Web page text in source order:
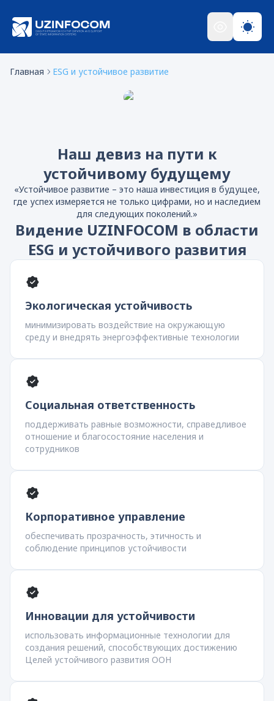
Главная ESG и устойчивое развитие
Наш девиз на пути к
устойчивому будущему
«Устойчивое развитие – это наша инвестиция в будущее,
где успех измеряется не только цифрами, но и наследием
для следующих поколений.»
Видение UZINFOCOM в области
ESG и устойчивого развития
Экологическая устойчивость
минимизировать воздействие на окружающую
среду и внедрять энергоэффективные технологии
Социальная ответственность
поддерживать равные возможности, справедливое
отношение и благосостояние населения и
сотрудников
Корпоративное управление
обеспечивать прозрачность, этичность и
соблюдение принципов устойчивости
Инновации для устойчивости
использовать информационные технологии для
создания решений, способствующих достижению
Целей устойчивого развития ООН